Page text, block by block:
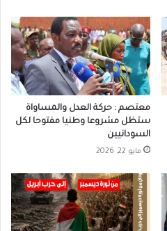
معتصم : حركة العدل والمساواة
ستظل مشروعا وطنيا مفتوحا لكل
السودانيين
مايو 22, 2026